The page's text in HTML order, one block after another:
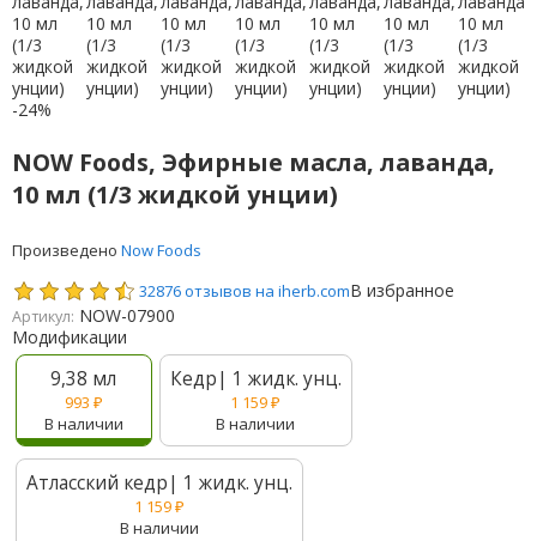
-24%
NOW Foods, Эфирные масла, лаванда,
10 мл (1/3 жидкой унции)
Произведено Now Foods
32876 отзывов на iherb.comВ избранное
Артикул: NOW-07900
Модификации
9,38 мл
993 ₽
В наличии
Кедр| 1 жидк. унц.
1 159₽
В наличии
Атласский кедр| 1 жидк. унц.
1 159₽
В наличии